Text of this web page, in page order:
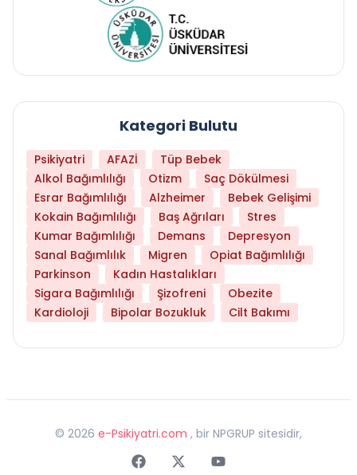
Kategori Bulutu
Psikiyatri AFAZİ
Tüp Bebek
Alkol Bağımlılığı
Otizm
Saç Dökülmesi
Esrar Bağımlılığı
Alzheimer
Bebek Gelişimi
Kokain Bağımlılığı
Baş Ağrıları
Stres
Kumar Bağımlılığı
Demans
Depresyon
Sanal Bağımlılık
Migren
Opiat Bağımlılığı
Parkinson
Kadın Hastalıkları
Sigara Bağımlılığı
Şizofreni
Obezite
Kardioloji
Bipolar Bozukluk Cilt Bakımı
© 2026 e-Psikiyatri.com , bir NPGRUP sitesidir,